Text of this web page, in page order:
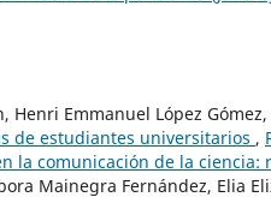
Henri Emmanuel López Gómez,
de estudiantes universitarios ,
la comunicación de la ciencia:
Mainegra Fernández, Elia